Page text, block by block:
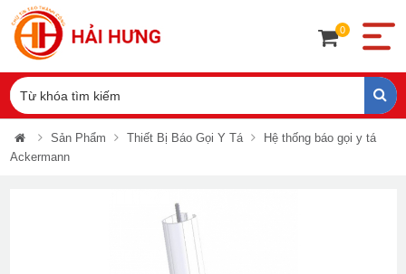
0
Sản Phẩm Thiết Bị Báo Gọi Y Tá
Hệ thống báo gọi y tá
Ackermann